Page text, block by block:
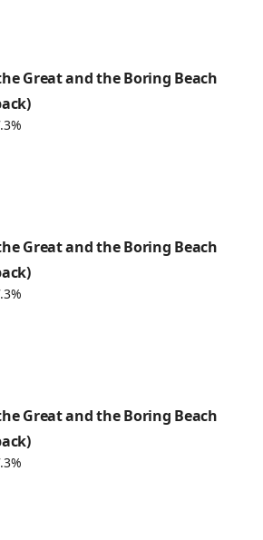
Great and the Boring Beach
Great and the Boring Beach
Great and the Boring Beach